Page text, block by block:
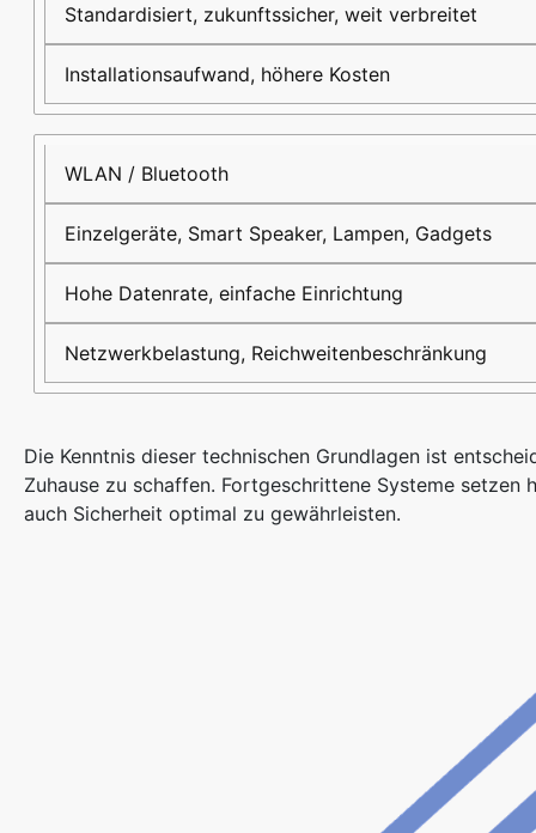
Standardisiert, zukunftssicher, weit verbreitet
Installationsaufwand, höhere Kosten
WLAN / Bluetooth
Einzelgeräte, Smart Speaker, Lampen, Gadgets
Hohe Datenrate, einfache Einrichtung
Netzwerkbelastung, Reichweitenbeschränkung
Die Kenntnis dieser technischen Grundlagen ist
Zuhause zu schaffen. Fortgeschrittene Systeme
auch Sicherheit optimal zu gewährleisten.